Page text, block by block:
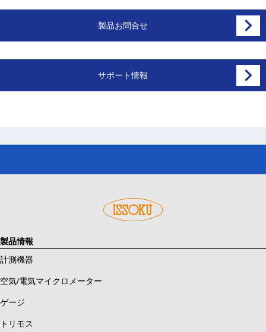
製品お問合せ
サポート情報
製品情報
計測機器
空気/電気マイクロメーター
ゲージ
トリモス